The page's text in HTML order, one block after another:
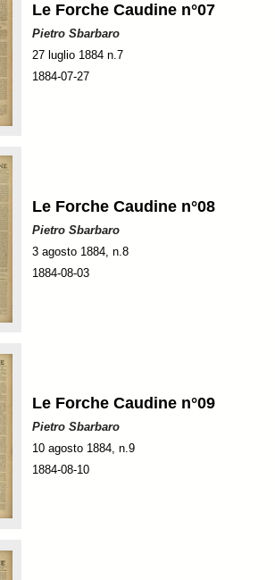
Le Forche Caudine n°07
Pietro Sbarbaro
27 luglio 1884 n.7
1884-07-27
Le Forche Caudine n°08
Pietro Sbarbaro
3 agosto 1884, n.8
1884-08-03
Le Forche Caudine n°09
Pietro Sbarbaro
10 agosto 1884, n.9
1884-08-10